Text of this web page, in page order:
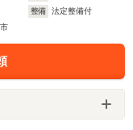
整備
法定整備付